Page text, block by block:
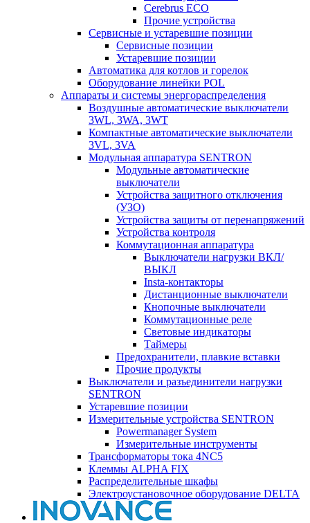
Cerebrus ECO
Прочие устройства
Сервисные и устаревшие позиции
Сервисные позиции
Устаревшие позиции
Автоматика для котлов и горелок
Оборудование линейки POL
Аппараты и системы энергораспределения
Воздушные автоматические выключатели
3WL, 3WA, 3WT
Компактные автоматические выключатели
3VL, 3VA
Модульная аппаратура SENTRON
Модульные автоматические
выключатели
Устройства защитного отключения
(УЗО)
Устройства защиты от перенапряжений
Устройства контроля
Коммутационная аппаратура
Выключатели нагрузки ВКЛ/
ВЫКЛ
Insta-контакторы
Дистанционные выключатели
Кнопочные выключатели
Коммутационные реле
Световые индикаторы
Таймеры
Предохранители, плавкие вставки
Прочие продукты
Выключатели и разъединители нагрузки
SENTRON
Устаревшие позиции
Измерительные устройства SENTRON
Powermanager System
Измерительные инструменты
Трансформаторы тока 4NC5
Клеммы ALPHA FIX
Распределительные шкафы
Электроустановочное оборудование DELTA